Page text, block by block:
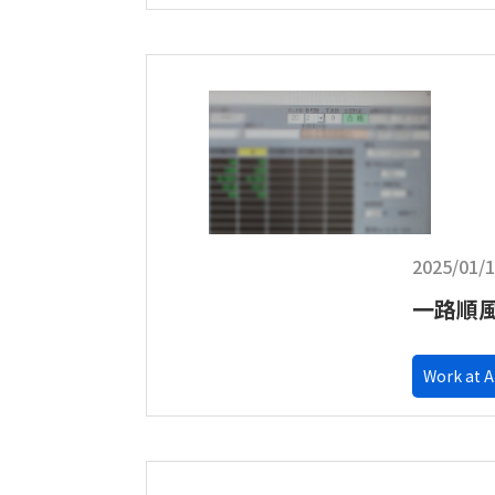
2025/01/
一路順
Work at